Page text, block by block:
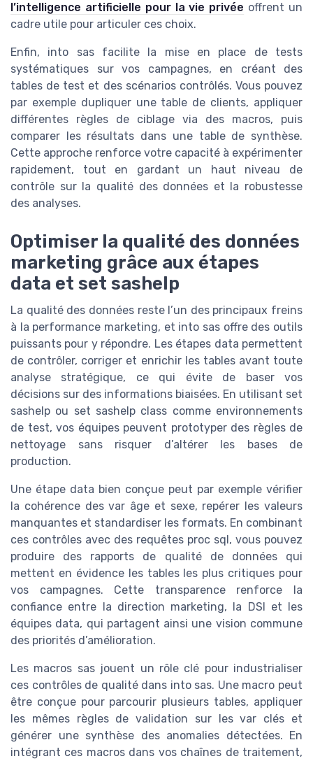
l’intelligence artificielle pour la vie privée offrent un
cadre utile pour articuler ces choix.
Enfin, into sas facilite la mise en place de tests
systématiques sur vos campagnes, en créant des
tables de test et des scénarios contrôlés. Vous pouvez
par exemple dupliquer une table de clients, appliquer
différentes règles de ciblage via des macros, puis
comparer les résultats dans une table de synthèse.
Cette approche renforce votre capacité à expérimenter
rapidement, tout en gardant un haut niveau de
contrôle sur la qualité des données et la robustesse
des analyses.
Optimiser la qualité des données
marketing grâce aux étapes
data et set sashelp
La qualité des données reste l’un des principaux freins
à la performance marketing, et into sas offre des outils
puissants pour y répondre. Les étapes data permettent
de contrôler, corriger et enrichir les tables avant toute
analyse stratégique, ce qui évite de baser vos
décisions sur des informations biaisées. En utilisant set
sashelp ou set sashelp class comme environnements
de test, vos équipes peuvent prototyper des règles de
nettoyage sans risquer d’altérer les bases de
production.
Une étape data bien conçue peut par exemple vérifier
la cohérence des var âge et sexe, repérer les valeurs
manquantes et standardiser les formats. En combinant
ces contrôles avec des requêtes proc sql, vous pouvez
produire des rapports de qualité de données qui
mettent en évidence les tables les plus critiques pour
vos campagnes. Cette transparence renforce la
confiance entre la direction marketing, la DSI et les
équipes data, qui partagent ainsi une vision commune
des priorités d’amélioration.
Les macros sas jouent un rôle clé pour industrialiser
ces contrôles de qualité dans into sas. Une macro peut
être conçue pour parcourir plusieurs tables, appliquer
les mêmes règles de validation sur les var clés et
générer une synthèse des anomalies détectées. En
intégrant ces macros dans vos chaînes de traitement,